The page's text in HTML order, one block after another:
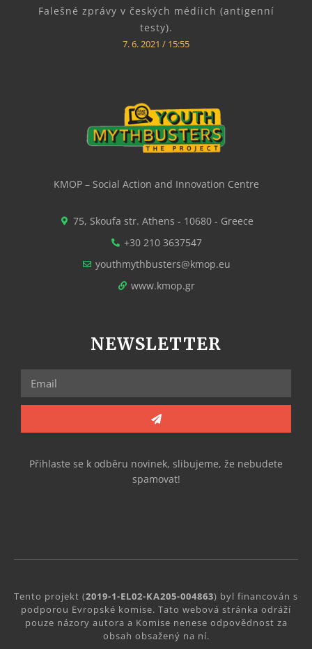
Falešné zprávy v českých médíich (antigenní
testy).
7. 6. 2021 15:55
KMOP – Social Action and Innovation Centre
75, Skoufa str. Athens - 10680 - Greece
+30 210 3637547
youthmythbusters@kmop.eu
www.kmop.gr
NEWSLETTER
Přihlaste se k odběru novinek, slibujeme, že nebudete
spamovat!
Tento projekt (2019-1-EL02-KA205-004863) byl financován s
podporou Evropské komise. Tato webová stránka odráží
pouze názory autora a Komise nenese odpovědnost za
obsah obsažený na ní.